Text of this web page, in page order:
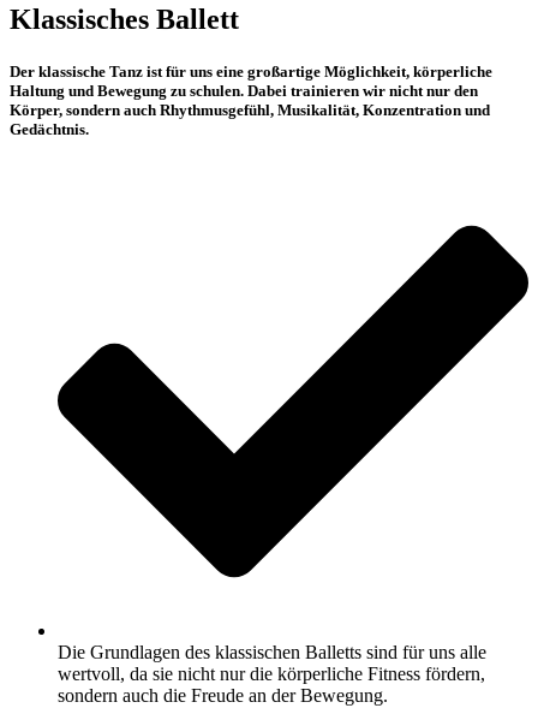
Klassisches Ballett
Der klassische Tanz ist für uns eine großartige Möglichkeit, körperliche
Haltung und Bewegung zu schulen. Dabei trainieren wir nicht nur den
Körper, sondern auch Rhythmusgefühl, Musikalität, Konzentration und
Gedächtnis.
Die Grundlagen des klassischen Balletts sind für uns alle
wertvoll, da sie nicht nur die körperliche Fitness fördern,
sondern auch die Freude an der Bewegung.